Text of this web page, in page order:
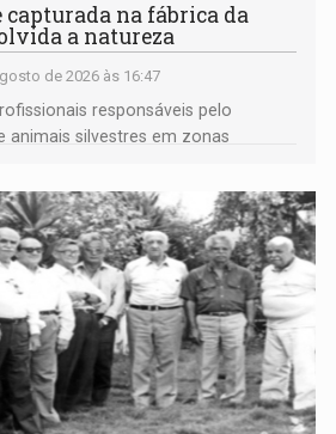
capturada na fábrica da
a natureza
de 2026 às 16:47
responsáveis pelo
animais silvestres em zonas